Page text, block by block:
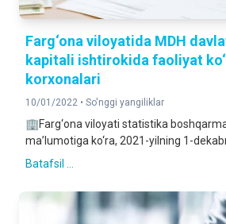
Farg‘ona viloyatida MDH
kapitali ishtirokida faoliyat
korxonalari
10/01/2022 • So'nggi yangiliklar
🏢Farg‘ona viloyati statistika
ma’lumotiga ko‘ra, 2021-yilning 1-
Batafsil ...